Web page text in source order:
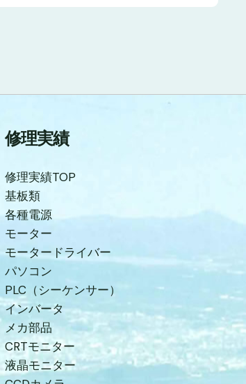
修理実績
修理実績TOP
基板類
各種電源
モーター
モータードライバー
パソコン
PLC（シーケンサー）
インバータ
メカ部品
CRTモニター
液晶モニター